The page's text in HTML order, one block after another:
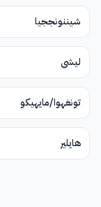
شيننونججيا
ليشي
تونغهوا/مايهيكو
هايلير